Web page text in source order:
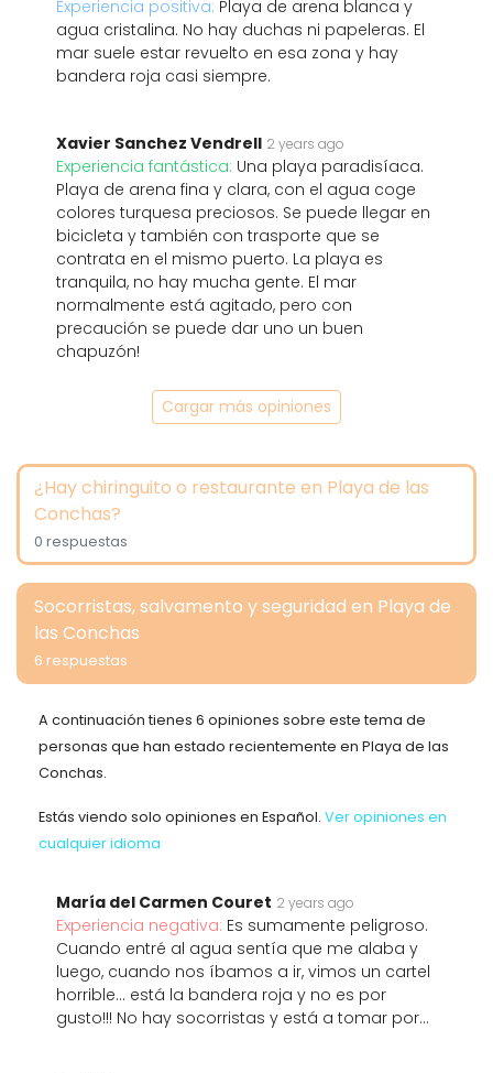
Experiencia positiva: Playa de arena blanca y
agua cristalina. No hay duchas ni papeleras. El
mar suele estar revuelto en esa zona y hay
bandera roja casi siempre.
Xavier Sanchez Vendrell 2 years ago
Experiencia fantástica: Una playa paradisíaca.
Playa de arena fina y clara, con el agua coge
colores turquesa preciosos. Se puede llegar en
bicicleta y también con trasporte que se
contrata en el mismo puerto. La playa es
tranquila, no hay mucha gente. El mar
normalmente está agitado, pero con
precaución se puede dar uno un buen
chapuzón!
Cargar más opiniones
¿Hay chiringuito o restaurante en Playa de las
Conchas?
0 respuestas
Socorristas, salvamento y seguridad en Playa de
las Conchas
6 respuestas
A continuación tienes 6 opiniones sobre este tema de
personas que han estado recientemente en Playa de las
Conchas.
Estás viendo solo opiniones en Español. Ver opiniones en
cualquier idioma
María del Carmen Couret 2 years ago
Experiencia negativa: Es sumamente peligroso.
Cuando entré al agua sentía que me alaba y
luego, cuando nos íbamos a ir, vimos un cartel
horrible... está la bandera roja y no es por
gusto!!! No hay socorristas y está a tomar por...